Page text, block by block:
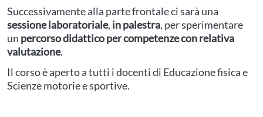
Successivamente alla parte frontale ci sarà una
sessione laboratoriale, in palestra, per sperimentare
un percorso didattico per competenze con relativa
valutazione.
Il corso è aperto a tutti i docenti di Educazione fisica e
Scienze motorie e sportive.